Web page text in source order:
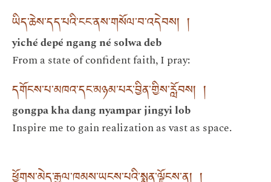
ཡིད་ཆེས་དད་པའི་ངང་ནས་གསོལ་བ་འདེབས། །
yiché depé ngang né solwa deb
From a state of confident faith, I pray:
དགོངས་པ་མཁའ་དང་མཉམ་པར་བྱིན་གྱིས་རློབས། །
gongpa kha dang nyampar jingyi lob
Inspire me to gain realization as vast as space.